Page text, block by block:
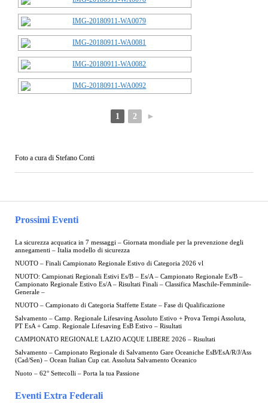
Prossimi Eventi
La sicurezza acquatica in 7 messaggi – Giornata mondiale per la prevenzione degli
annegamenti – Italia modello di sicurezza
NUOTO – Finali Campionato Regionale Estivo di Categoria 2026 vl
NUOTO: Campionati Regionali Estivi Es/B – Es/A – Campionato Regionale Es/B –
Campionato Regionale Estivo Es/A – Risultati Finali – Classifica Maschile-Femminile-
Generale –
NUOTO – Campionato di Categoria Staffette Estate – Fase di Qualificazione
Salvamento – Camp. Regionale Lifesaving Assoluto Estivo + Prova Tempi Assoluta,
PT EsA + Camp. Regionale Lifesaving EsB Estivo – Risultati
CAMPIONATO REGIONALE LAZIO ACQUE LIBERE 2026 – Risultati
Salvamento – Campionato Regionale di Salvamento Gare Oceaniche EsB/EsA/R/J/Ass
(Cad/Sen) – Ocean Italian Cup cat. Assoluta Salvamento Oceanico
Nuoto – 62° Settecolli – Porta la tua Passione
Eventi Extra Federali
1 2 ►
Foto a cura di Stefano Conti